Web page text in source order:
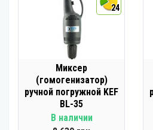
24
Миксер
(гомогенизатор)
ручной погружной KEF
BL-35
В наличии